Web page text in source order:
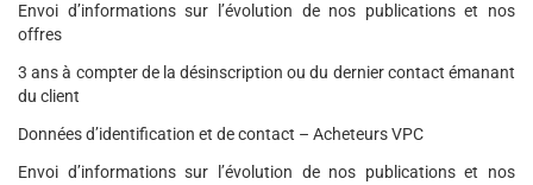
Envoi d’informations sur l’évolution de nos publications et nos
offres
3 ans à compter de la désinscription ou du dernier contact émanant
du client
Données d’identification et de contact – Acheteurs VPC
Envoi d’informations sur l’évolution de nos publications et nos